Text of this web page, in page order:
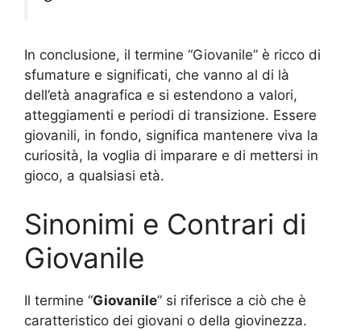
In conclusione, il termine “Giovanile” è ricco di
sfumature e significati, che vanno al di là
dell’età anagrafica e si estendono a valori,
atteggiamenti e periodi di transizione. Essere
giovanili, in fondo, significa mantenere viva la
curiosità, la voglia di imparare e di mettersi in
gioco, a qualsiasi età.
Sinonimi e Contrari di
Giovanile
Il termine “Giovanile” si riferisce a ciò che è
caratteristico dei giovani o della giovinezza.